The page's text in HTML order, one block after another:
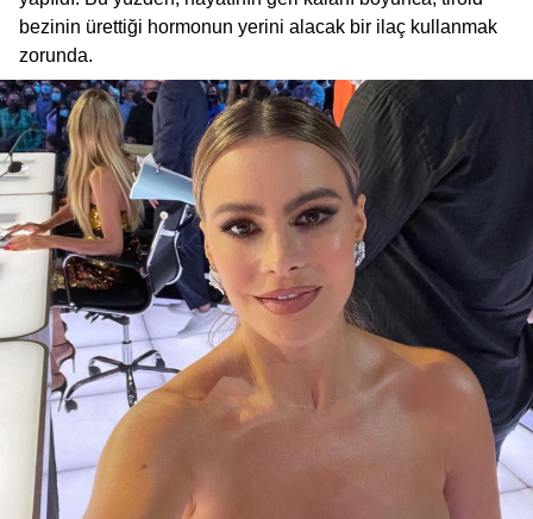
bezinin ürettiği hormonun yerini alacak bir ilaç kullanmak
zorunda.